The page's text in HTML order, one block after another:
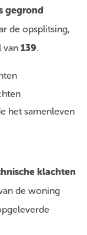
gegrond
de opsplitsing,
van 139.
het samenleven
klachten
de woning